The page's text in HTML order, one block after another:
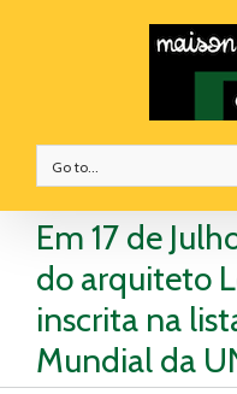
Go to...
Em 17 de
do arquiteto
inscrita na
Mundial da